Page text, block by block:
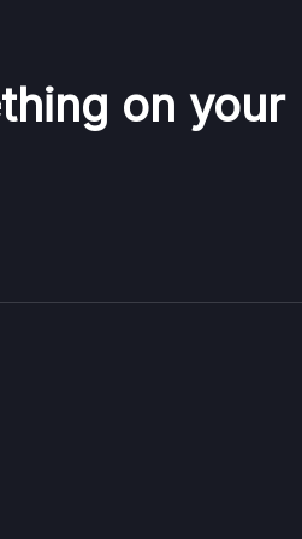
on your